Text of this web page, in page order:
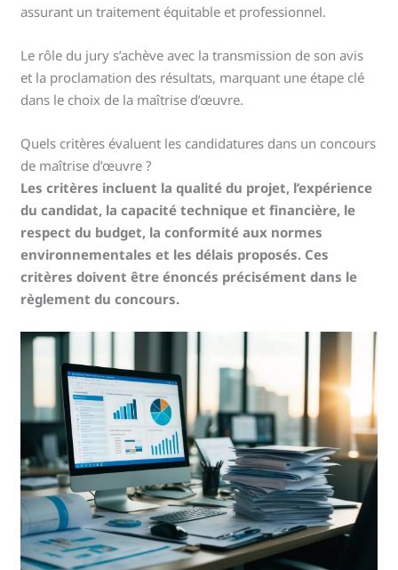
assurant un traitement équitable et professionnel.
Le rôle du jury s’achève avec la transmission de son avis
et la proclamation des résultats, marquant une étape clé
dans le choix de la maîtrise d’œuvre.
Quels critères évaluent les candidatures dans un concours
de maîtrise d’œuvre ?
Les critères incluent la qualité du projet, l’expérience
du candidat, la capacité technique et financière, le
respect du budget, la conformité aux normes
environnementales et les délais proposés. Ces
critères doivent être énoncés précisément dans le
règlement du concours.